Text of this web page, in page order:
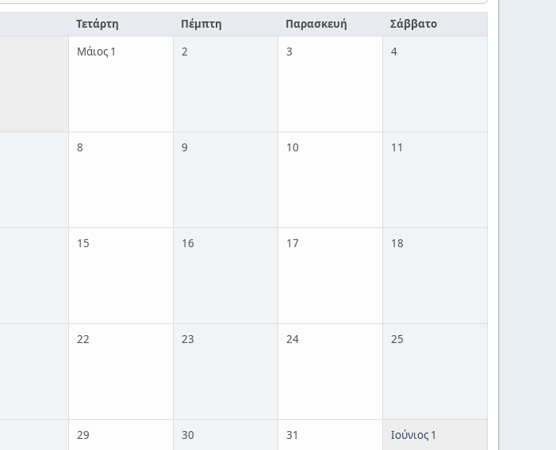
Τετάρτη Πέμπτη Παρασκευή Σάββατο
Μάιος 1 2 3 4
8 9 10 11
15 16 17 18
22 23 24 25
29 30 31 Ιούνιος 1